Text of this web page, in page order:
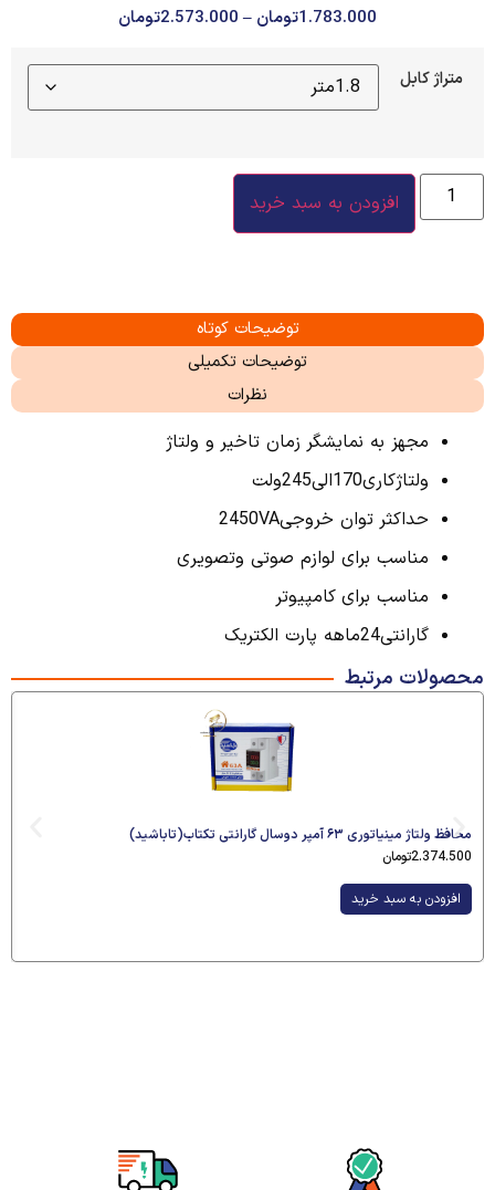
1.783.000تومان –
2.573.000تومان
متراژ کابل
افزودن به سبد خرید
توضیحات کوتاه
توضیحات تکمیلی
نظرات
مجهز به نمایشگر زمان تاخیر و ولتاژ
ولتاژکاری170الی245ولت
حداکثر توان خروجی2450VA
مناسب برای لوازم صوتی وتصویری
مناسب برای کامپیوتر
گارانتی24ماهه پارت الکتریک
محصولات مرتبط
محافظ ولتاژ مینیاتوری ۶۳ آمپر دوسال گارانتی تکتاب(تاباشید)
2.374.500تومان
افزودن به سبد خرید